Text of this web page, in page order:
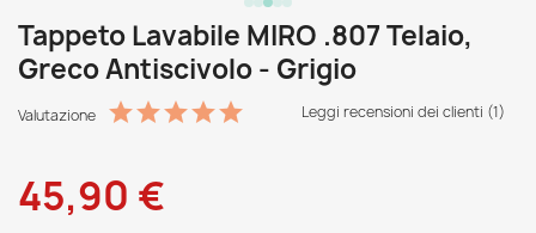
Tappeto Lavabile MIRO .807 Telaio,
Greco Antiscivolo - Grigio
Valutazione Leggi recensioni dei clienti (1)
45,90 €